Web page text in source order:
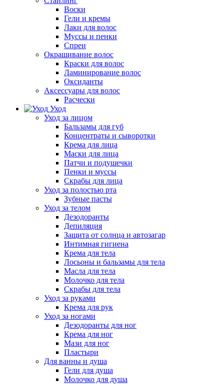
Воски
Гели и кремы
Лаки для волос
Муссы и пенки
Спреи
Окрашивание волос
Краски для волос
Ламинирование волос
Оксиданты
Аксессуары для волос
Расчески
Уход
Уход за лицом
Бальзамы для губ
Концентраты и сыворотки
Крема для лица
Маски для лица
Патчи и подушечки
Пенки и муссы
Скрабы для лица
Уход за полостью рта
Зубные пасты
Уход за телом
Дезодоранты
Депиляция
Защита от солнца и автозагар
Интимная гигиена
Крема для тела
Лосьоны и бальзамы для тела
Масла для тела
Молочко для тела
Скрабы для тела
Уход за руками
Крема для рук
Уход за ногами
Дезодоранты для ног
Крема для ног
Мази для ног
Пластыри
Для ванны и душа
Гели для душа
Молочко для душа